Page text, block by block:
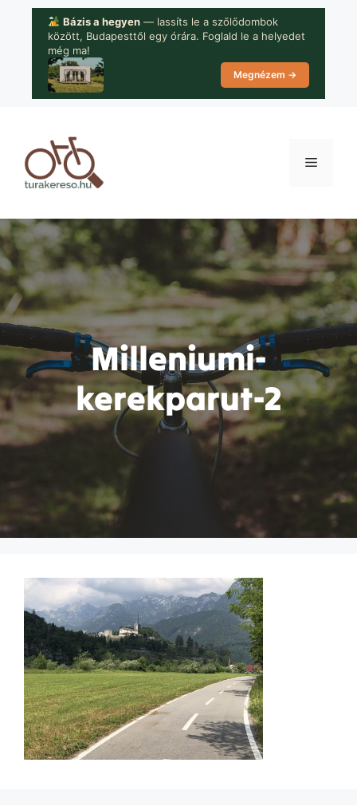
Kilépés
tartalomba
Bázis a hegyen— lassíts le a szőlődombok
között, Budapesttől egy órára. Foglald le a helyedet
még ma!
Megnézem →
Menü
Milleniumi-
kerekparut-2